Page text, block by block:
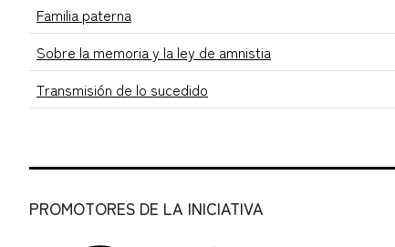
Familia paterna
Sobre la memoria y la ley de amnistia
Transmisión de lo sucedido
PROMOTORES DE LA INICIATIVA